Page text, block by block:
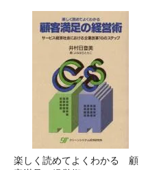
楽しく読めてよくわかる 顧